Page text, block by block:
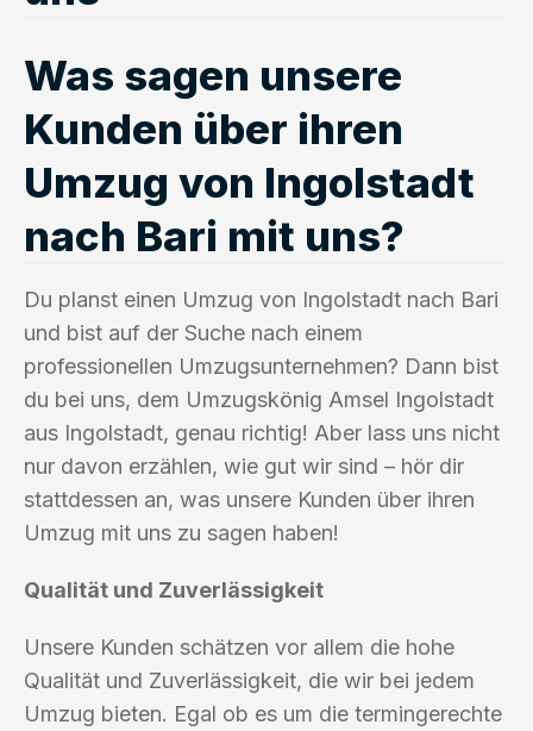
Was sagen unsere
Kunden über ihren
Umzug von Ingolstadt
nach Bari mit uns?
Du planst einen Umzug von Ingolstadt nach Bari
und bist auf der Suche nach einem
professionellen Umzugsunternehmen? Dann bist
du bei uns, dem Umzugskönig Amsel Ingolstadt
aus Ingolstadt, genau richtig! Aber lass uns nicht
nur davon erzählen, wie gut wir sind – hör dir
stattdessen an, was unsere Kunden über ihren
Umzug mit uns zu sagen haben!
Qualität und Zuverlässigkeit
Unsere Kunden schätzen vor allem die hohe
Qualität und Zuverlässigkeit, die wir bei jedem
Umzug bieten. Egal ob es um die termingerechte